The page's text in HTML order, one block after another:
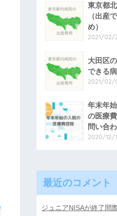
東京都
（出産
め）
2021/02/
大田区
できる
2021/02/
年末年
の医療
問い合
2020/12/
最近のコメント
ジュニアNISAが終了間